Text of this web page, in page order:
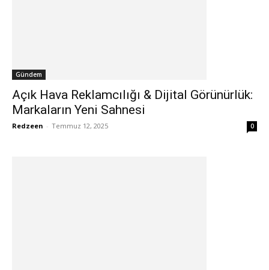
Gündem
Açık Hava Reklamcılığı & Dijital Görünürlük:
Markaların Yeni Sahnesi
Redzeen - Temmuz 12, 2025 0